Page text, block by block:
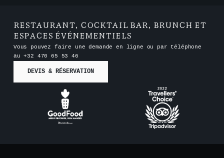
RESTAURANT, COCKTAIL BAR, BRUNCH ET
ESPACES ÉVÉNEMENTIELS
Vous pouvez faire une demande en ligne ou par téléphone
au+32 470 65 53 46
DEVIS & RÉSERVATION